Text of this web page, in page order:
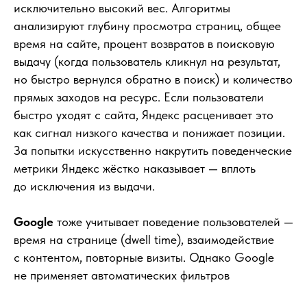
исключительно высокий вес. Алгоритмы
анализируют глубину просмотра страниц, общее
время на сайте, процент возвратов в поисковую
выдачу (когда пользователь кликнул на результат,
но быстро вернулся обратно в поиск) и количество
прямых заходов на ресурс. Если пользователи
быстро уходят с сайта, Яндекс расценивает это
как сигнал низкого качества и понижает позиции.
За попытки искусственно накрутить поведенческие
метрики Яндекс жёстко наказывает — вплоть
до исключения из выдачи.
Google тоже учитывает поведение пользователей —
время на странице (dwell time), взаимодействие
с контентом, повторные визиты. Однако Google
не применяет автоматических фильтров